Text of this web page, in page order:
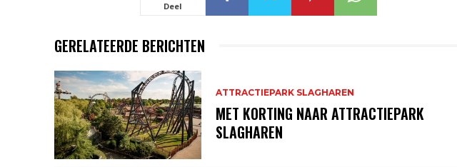
Deel
GERELATEERDE BERICHTEN
ATTRACTIEPARK SLAGHAREN
MET KORTING NAAR ATTRACTIEPARK
SLAGHAREN